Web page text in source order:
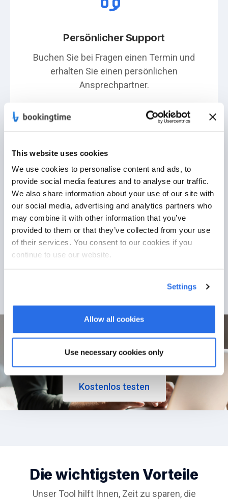
This website uses cookies
We use cookies to personalise content and ads, to
provide social media features and to analyse our traffic.
We also share information about your use of our site with
our social media, advertising and analytics partners who
may combine it with other information that you’ve
provided to them or that they’ve collected from your use
of their services. You consent to our cookies if you
continue to use our website.
Settings
Allow all cookies
Use necessary cookies only
Persönlicher Support
Buchen Sie bei Fragen einen Termin und
erhalten Sie einen persönlichen
Ansprechpartner.
Deutscher Serverstandort
Zu 100% konform mit aktuell geltendem
Datenschutz Recht.
auf die Probe!
Lösungen jetzt entdecken.
Kostenlos testen
Die wichtigsten Vorteile
Unser Tool hilft Ihnen, Zeit zu sparen, die